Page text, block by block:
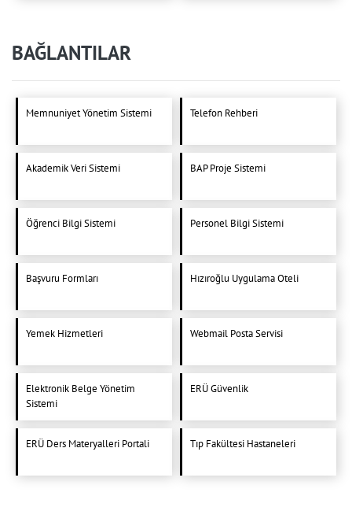
BAĞLANTILAR
Memnuniyet Yönetim Sistemi Telefon Rehberi
Akademik Veri Sistemi BAP Proje Sistemi
Öğrenci Bilgi Sistemi Personel Bilgi Sistemi
Başvuru Formları Hızıroğlu Uygulama Oteli
Yemek Hizmetleri Webmail Posta Servisi
Elektronik Belge Yönetim
Sistemi
ERÜ Güvenlik
ERÜ Ders Materyalleri Portali Tıp Fakültesi Hastaneleri